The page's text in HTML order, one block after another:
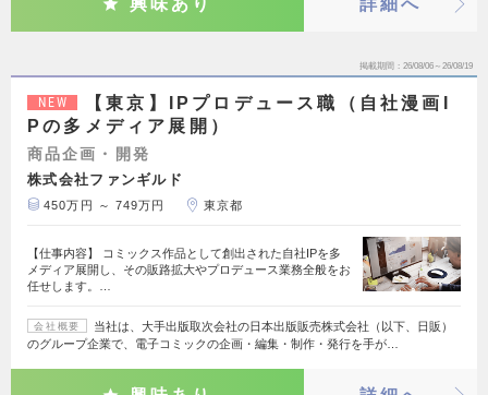
興味あり 詳細へ
掲載期間 26/08/06～26/08/19
NEW
【東京】IPプロデュース職（自社漫画I
Pの多メディア展開）
商品企画・開発
株式会社ファンギルド
450万円 ～ 749万円 東京都
【仕事内容】 コミックス作品として創出された自社IPを多
メディア展開し、その販路拡大やプロデュース業務全般をお
任せします。…
会社概要
当社は、大手出版取次会社の日本出版販売株式会社（以下、日販）
のグループ企業で、電子コミックの企画・編集・制作・発行を手が…